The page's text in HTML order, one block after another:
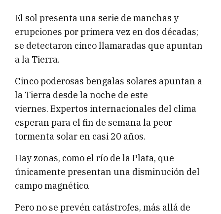
El sol presenta una serie de manchas y
erupciones por primera vez en dos décadas;
se detectaron cinco llamaradas que apuntan
a la Tierra.
Cinco poderosas bengalas solares apuntan a
la Tierra desde la noche de este
viernes. Expertos internacionales del clima
esperan para el fin de semana la peor
tormenta solar en casi 20 años.
Hay zonas, como el río de la Plata, que
únicamente presentan una disminución del
campo magnético.
Pero no se prevén catástrofes, más allá de